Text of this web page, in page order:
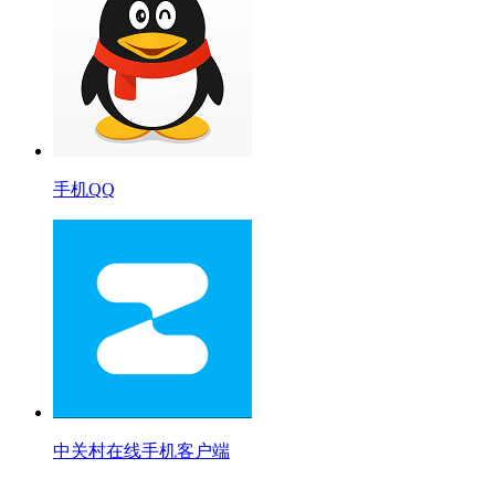
手机QQ
中关村在线手机客户端